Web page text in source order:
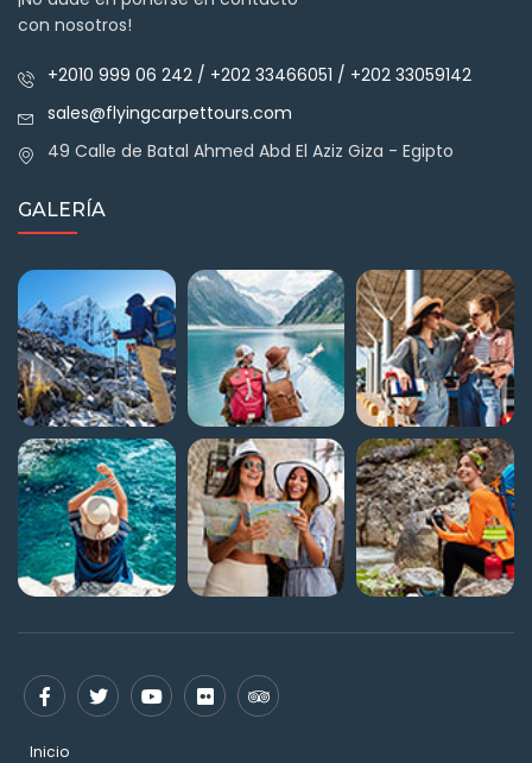
con nosotros!
+2010 999 06 242 / +202 33466051 / +202 33059142
sales@flyingcarpettours.com
49 Calle de Batal Ahmed Abd El Aziz Giza - Egipto
GALERÍA
Inicio